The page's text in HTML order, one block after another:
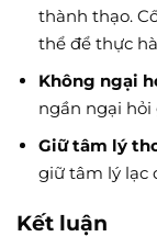
thành thạo.
thể để thực
Không ngại
ngần ngại hỏi
Giữ tâm lý
giữ tâm lý lạc
Kết luận